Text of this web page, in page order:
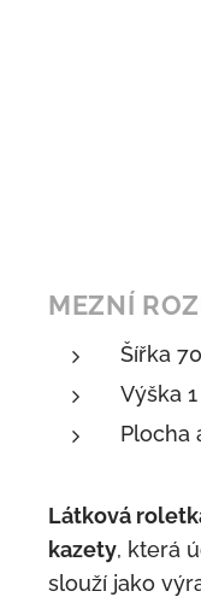
MEZNÍ
Šířka
Výška
Plocha
Látková
kazety, která
slouží jako